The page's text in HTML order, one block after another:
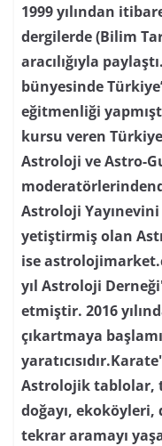
1999 yılından
dergilerde (Bilim
aracılığıyla
bünyesinde
eğitmenliği
kursu veren
Astroloji ve Astro-
Astroloji
yetiştirmiş olan
ise
yıl Astroloji
etmiştir. 2016
çıkartmaya
Astrolojik tablolar,
doğayı, ekoköyleri,
tekrar aramayı